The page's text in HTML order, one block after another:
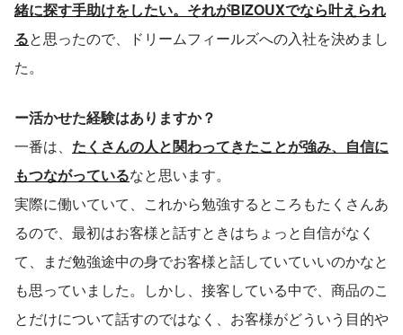
緒に探す手助けをしたい。それがBIZOUXでなら叶えられ
ると思ったので、ドリームフィールズへの入社を決めまし
た。
ー活かせた経験はありますか？
一番は、 たくさんの人と関わってきたことが強み、自信に
もつながっているなと思います。
実際に働いていて、これから勉強するところもたくさんあ
るので、最初はお客様と話すときはちょっと自信がなく
て、まだ勉強途中の身でお客様と話していていいのかなと
も思っていました。しかし、接客している中で、商品のこ
とだけについて話すのではなく、お客様がどういう目的や